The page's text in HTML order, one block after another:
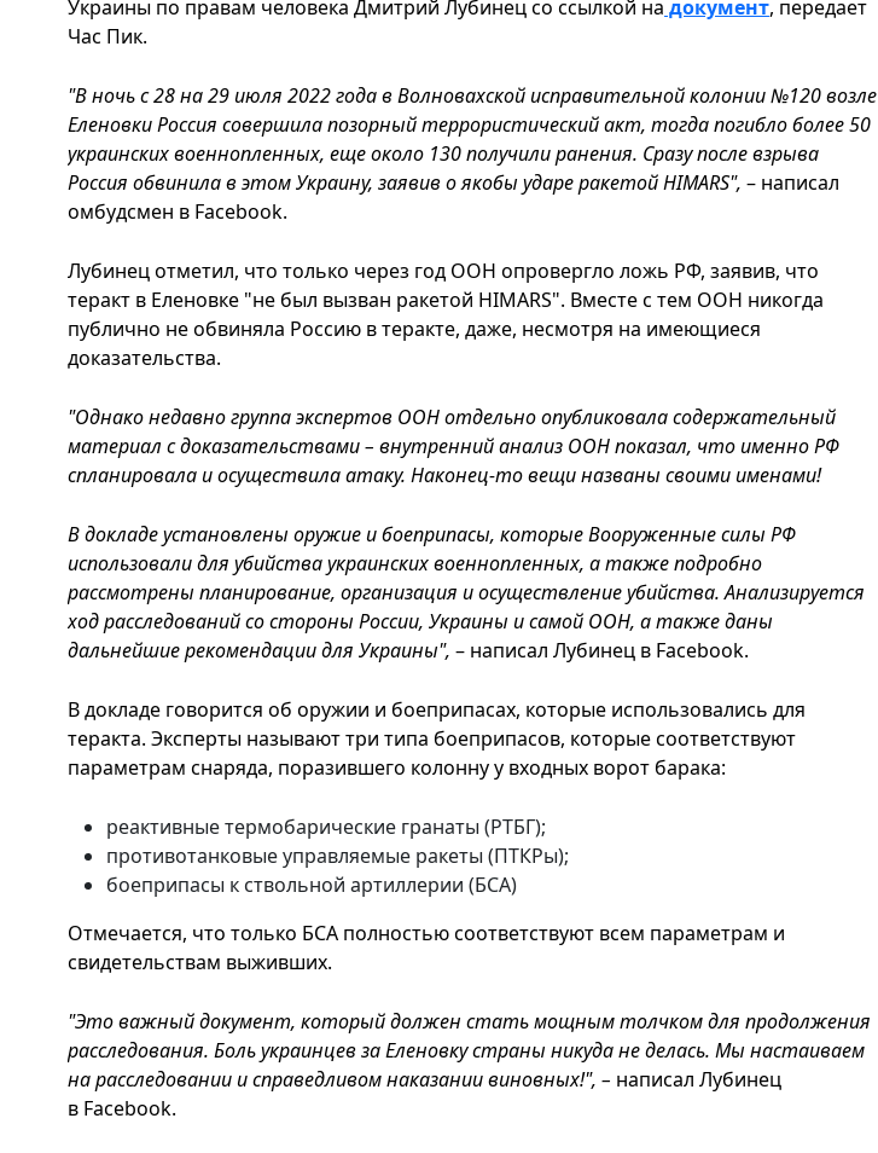
Украины по правам человека Дмитрий Лубинец со ссылкой на документ, передает
Час Пик.
"В ночь с 28 на 29 июля 2022 года в Волновахской исправительной колонии №120 возле
Еленовки Россия совершила позорный террористический акт, тогда погибло более 50
украинских военнопленных, еще около 130 получили ранения. Сразу после взрыва
Россия обвинила в этом Украину, заявив о якобы ударе ракетой HIMARS", – написал
омбудсмен в Facebook.
Лубинец отметил, что только через год ООН опровергло ложь РФ, заявив, что
теракт в Еленовке "не был вызван ракетой HIMARS". Вместе с тем ООН никогда
публично не обвиняла Россию в теракте, даже, несмотря на имеющиеся
доказательства.
"Однако недавно группа экспертов ООН отдельно опубликовала содержательный
материал с доказательствами – внутренний анализ ООН показал, что именно РФ
спланировала и осуществила атаку. Наконец-то вещи названы своими именами!
В докладе установлены оружие и боеприпасы, которые Вооруженные силы РФ
использовали для убийства украинских военнопленных, а также подробно
рассмотрены планирование, организация и осуществление убийства. Анализируется
ход расследований со стороны России, Украины и самой ООН, а также даны
дальнейшие рекомендации для Украины", – написал Лубинец в Facebook.
В докладе говорится об оружии и боеприпасах, которые использовались для
теракта. Эксперты называют три типа боеприпасов, которые соответствуют
параметрам снаряда, поразившего колонну у входных ворот барака:
реактивные термобарические гранаты (РТБГ);
противотанковые управляемые ракеты (ПТКРы);
боеприпасы к ствольной артиллерии (БСА)
Отмечается, что только БСА полностью соответствуют всем параметрам и
свидетельствам выживших.
"Это важный документ, который должен стать мощным толчком для продолжения
расследования. Боль украинцев за Еленовку страны никуда не делась. Мы настаиваем
на расследовании и справедливом наказании виновных!", – написал Лубинец
в Facebook.